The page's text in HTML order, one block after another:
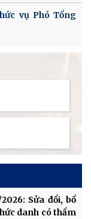
vụ Phó Tổng
Sửa đổi, bổ
danh có thẩm